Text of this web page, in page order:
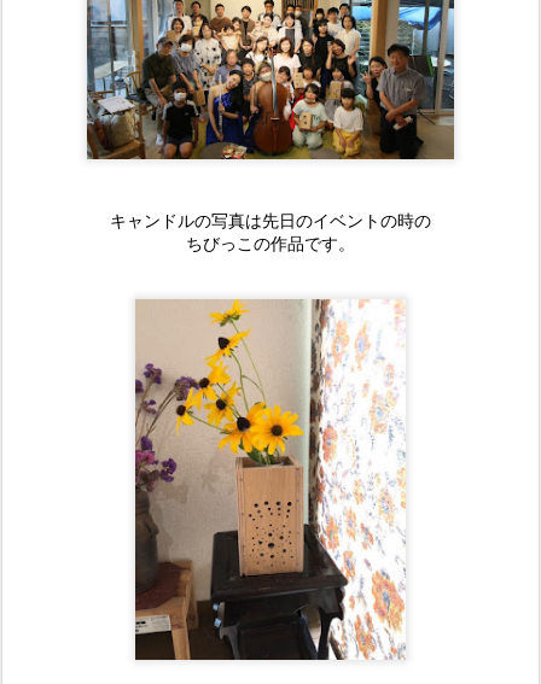
キャンドルの写真は先日のイベントの時の
ちびっこの作品です。